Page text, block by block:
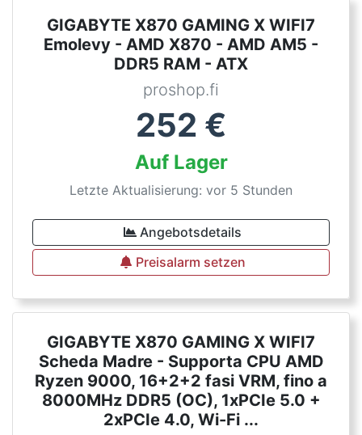
GIGABYTE X870 GAMING X WIFI7
Emolevy - AMD X870 - AMD AM5 -
DDR5 RAM - ATX
proshop.fi
252 €
Auf Lager
Letzte Aktualisierung: vor 5 Stunden
Angebotsdetails
Preisalarm setzen
GIGABYTE X870 GAMING X WIFI7
Scheda Madre - Supporta CPU AMD
Ryzen 9000, 16+2+2 fasi VRM, fino a
8000MHz DDR5 (OC), 1xPCIe 5.0 +
2xPCIe 4.0, Wi-Fi ...